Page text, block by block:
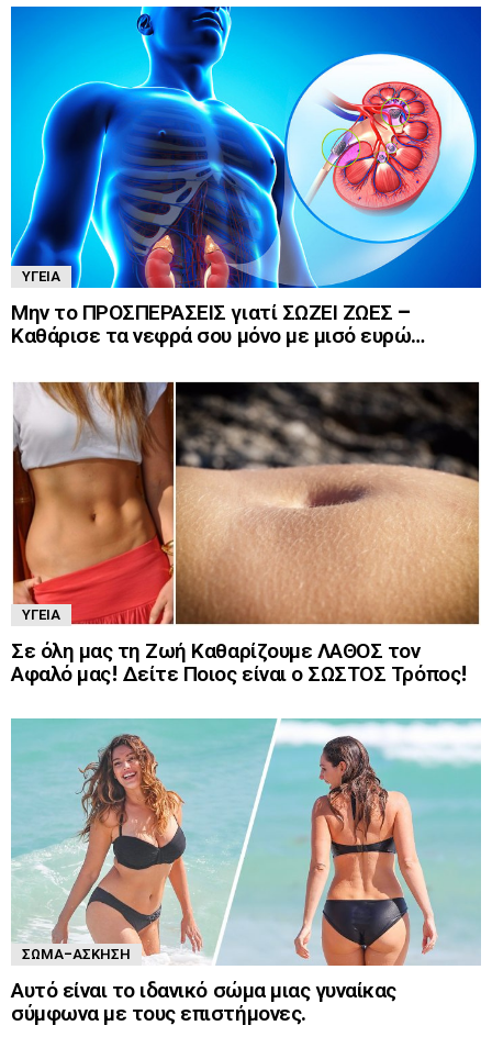
ΥΓΕΊΑ
Μην το ΠΡΟΣΠΕΡΑΣΕΙΣ γιατί ΣΩΖΕΙ ΖΩΕΣ –
Καθάρισε τα νεφρά σου μόνο με μισό ευρώ…
ΥΓΕΊΑ
Σε όλη μας τη Ζωή Καθαρίζουμε ΛΑΘΟΣ τον
Αφαλό μας! Δείτε Ποιος είναι ο ΣΩΣΤΟΣ Τρόπος!
ΣΏΜΑ-ΆΣΚΗΣΗ
Αυτό είναι το ιδανικό σώμα μιας γυναίκας
σύμφωνα με τους επιστήμονες.